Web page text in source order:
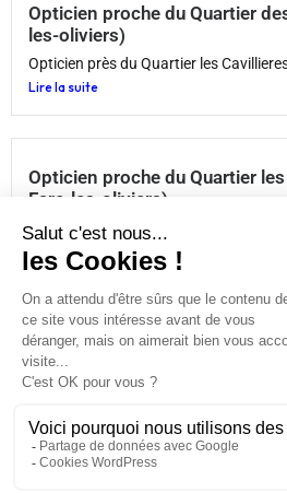
Opticien proche du Quartier
les-oliviers)
Opticien près du Quartier les
Lire la suite
Opticien proche du Quartier
Fare-les-oliviers)
Opticien près du Quartier les Bons
Lire la suite
©Copyright 2026